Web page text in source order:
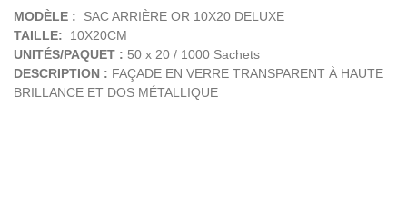
MODÈLE :
SAC ARRIÈRE OR 10X20 DELUXE
TAILLE: 10X20CM
UNITÉS/PAQUET : 50 x 20 / 1000 Sachets
DESCRIPTION : FAÇADE EN VERRE TRANSPARENT À HAUTE
BRILLANCE ET DOS MÉTALLIQUE